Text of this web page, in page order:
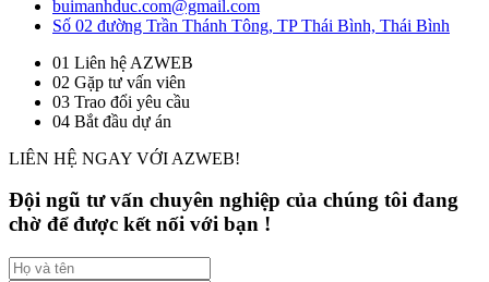
buimanhduc.com@gmail.com
Số 02 đường Trần Thánh Tông, TP Thái Bình, Thái Bình
01 Liên hệ AZWEB
02 Gặp tư vấn viên
03 Trao đổi yêu cầu
04 Bắt đầu dự án
LIÊN HỆ NGAY VỚI AZWEB!
Đội ngũ tư vấn chuyên nghiệp của chúng tôi đang
chờ để được kết nối với bạn !